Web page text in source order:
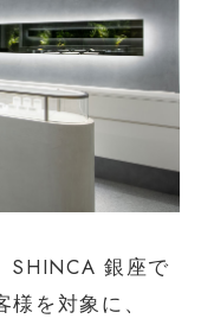
SHINCA 銀座で
を対象に、